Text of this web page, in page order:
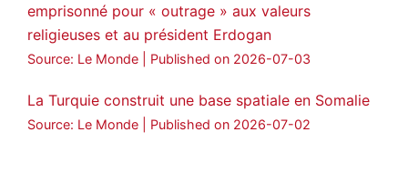
emprisonné pour « outrage » aux valeurs
religieuses et au président Erdogan
Source: Le Monde Published on 2026-07-03
La Turquie construit une base spatiale en Somalie
Source: Le Monde Published on 2026-07-02